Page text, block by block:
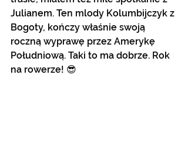
Julianem. Ten mlody Kolumbijczyk z
Bogoty, kończy właśnie swoją
roczną wyprawę przez Amerykę
Południową. Taki to ma dobrze. Rok
na rowerze! 😎